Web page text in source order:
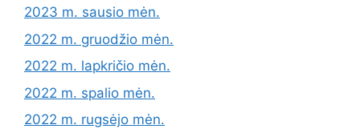
2023 m. sausio mėn.
2022 m. gruodžio mėn.
2022 m. lapkričio mėn.
2022 m. spalio mėn.
2022 m. rugsėjo mėn.